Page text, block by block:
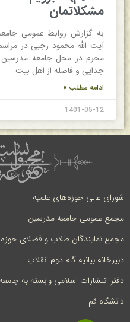
مشکلاتمان
به گزارش روابط عمومی
آیت الله محمود رجبی در
محرم در محل جامعه مدرسین
جدایی و فاصله از اهل بیت
ادامه مطلب »
1401-05-12
شورای عالی حوزه‌های علمیه
مجمع عمومی جامعه مدرسین
مجمع نمایندگان طلاب و فضلای حوزه
دبیرخانه بیانیه گام دوم انقلاب
دفتر انتشارات اسلامی وابسته به
دانشگاه قم